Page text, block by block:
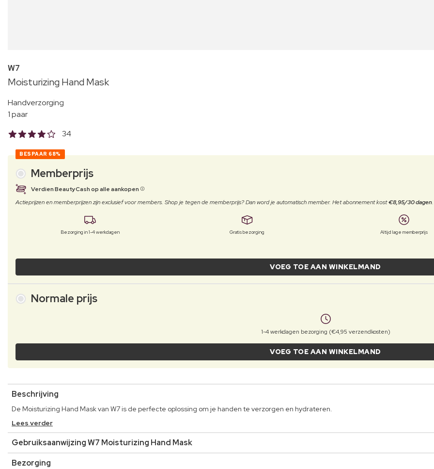
W7
Moisturizing Hand Mask
Handverzorging
1 paar
34
BESPAAR 68%
Memberprijs
Verdien BeautyCash op alle aankopen
Actieprijzen en memberprijzen zijn exclusief voor members. Shop je tegen de memberprijs? Dan word je automatisch member. Het abonnement kost€8,95/30 dagen
Bezorging in 1-4 werkdagen Gratis bezorging Altijd lage memberprijs
VOEG TOE AAN WINKELMAND
Normale prijs
1-4 werkdagen bezorging (€4,95 verzendkosten)
VOEG TOE AAN WINKELMAND
Beschrijving
De Moisturizing Hand Mask van W7 is de perfecte oplossing om je handen te verzorgen en hydrateren.
Lees verder
Gebruiksaanwijzing W7 Moisturizing Hand Mask
Bezorging